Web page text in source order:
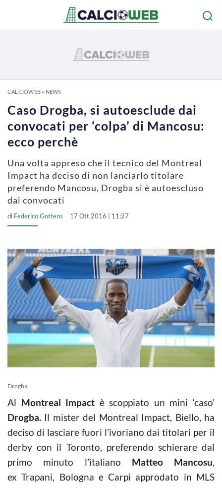
CALCIOWEB» NEWS
Caso Drogba, si autoesclude dai
convocati per ‘colpa’ di Mancosu:
ecco perchè
Una volta appreso che il tecnico del Montreal
Impact ha deciso di non lanciarlo titolare
preferendo Mancosu, Drogba si è autoescluso
dai convocati
di Federico Gottero 17 Ott 2016 | 11:27
Drogba
Al Montreal Impact è scoppiato un mini ‘caso’
Drogba. Il mister del Montreal Impact, Biello, ha
deciso di lasciare fuori l’ivoriano dai titolari per il
derby con il Toronto, preferendo schierare dal
primo minuto l’italiano Matteo Mancosu,
ex Trapani, Bologna e Carpi approdato in MLS